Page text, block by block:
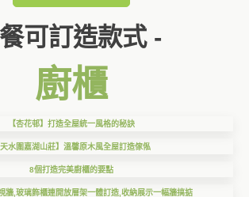
可訂造款式 -
廚櫃
【杏花邨】打造全屋統一風格的秘訣
天水圍嘉湖山莊】溫馨原木風全屋訂造傢俬
8個打造完美廚櫃的要點
牆,玻璃飾櫃連開放層架一體訂造,收納展示一幅牆搞掂